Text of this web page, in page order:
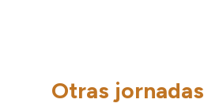
Otras jornadas